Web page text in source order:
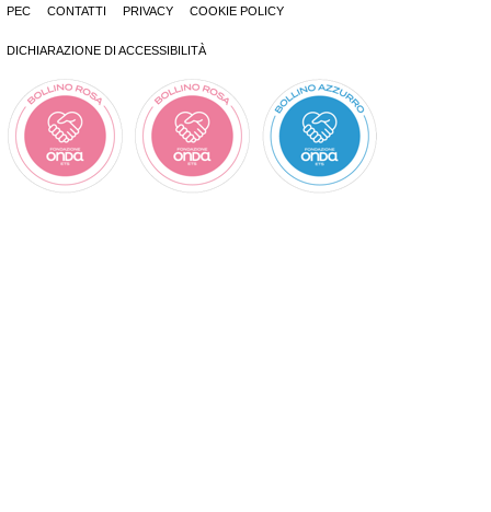
PEC CONTATTI PRIVACY COOKIE POLICY
DICHIARAZIONE DI ACCESSIBILITÀ